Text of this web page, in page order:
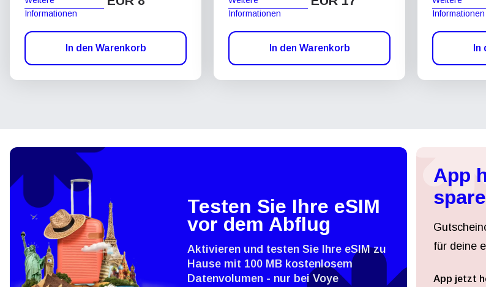
Informationen
In den Warenkorb
Informationen
In den Warenkorb
Informationen
In
Testen Sie Ihre eSIM
vor dem Abflug
Aktivieren und testen Sie Ihre eSIM zu
Hause mit 100 MB kostenlosem
Datenvolumen - nur bei Voye
App
für deine
App jetzt